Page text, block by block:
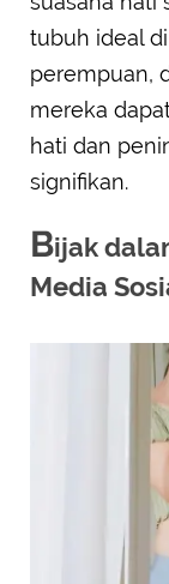
tubuh ideal
perempuan,
mereka
hati dan
signifikan.
Bijak
Media